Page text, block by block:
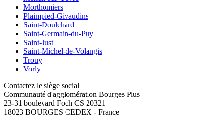
Morthomiers
Plaimpied-Givaudins
Saint-Doulchard
Saint-Germain-du-Puy
Saint-Just
Saint-Michel-de-Volangis
Trouy
Vorly
Contactez le siège social
Communauté d'agglomération Bourges Plus
23-31 boulevard Foch CS 20321
18023 BOURGES CEDEX - France